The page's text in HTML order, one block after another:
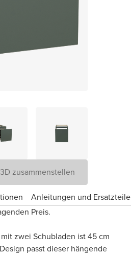
zusammenstellen
Anleitungen und Ersatzteile
Preis.
zwei Schubladen ist 45 cm
passt dieser hängende